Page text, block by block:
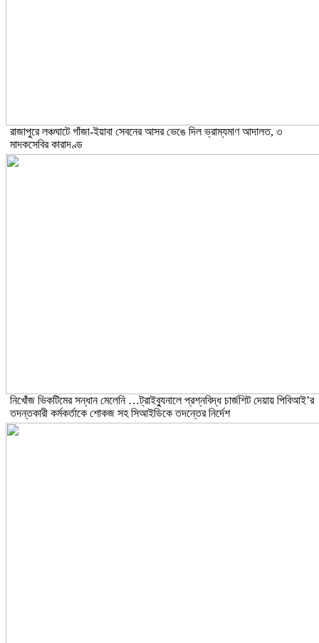
রাজাপুরে লঞ্চঘাটে গাঁজা-ইয়াবা সেবনের আসর ভেঙে দিল ভ্রাম্যমাণ আদালত, ৩
মাদকসেবির কারাদণ্ড
নিখোঁজ ভিকটিমের সন্ধান মেলেনি …ট্রাইব্যুনালে প্রশ্নবিদ্ধ চার্জশিট দেয়ায় পিবিআই’র
তদন্তকারী কর্মকর্তাকে শোকজ সহ সিআইডিকে তদন্তের নির্দেশ